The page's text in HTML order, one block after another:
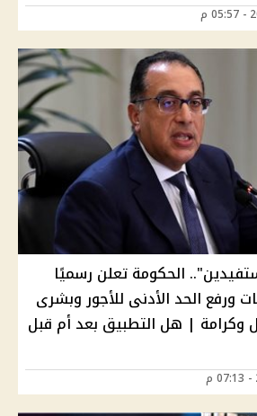
الحكومة تعلن رسميًا
ورفع الحد الأدنى للأجور وبشرى
وكرامة | هل التطبيق بعد أم قبل